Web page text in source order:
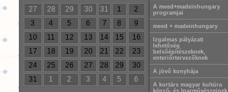
27 28 29 30 31 1
2
3
4 5 6 7 8
9
10
11 12 13 14 15
16
17
18 19 20 21 22
23
24
25 26 27 28 29
30
31
1 2 3 4 5 6
A meed+madeinhungary
programjai
meed + madeinhungary
Izgalmas pályázati
lehetőség
belsőépítészeknek,
enteriőrtervezőknek
A jövő konyhája
A kortárs magyar kultúra